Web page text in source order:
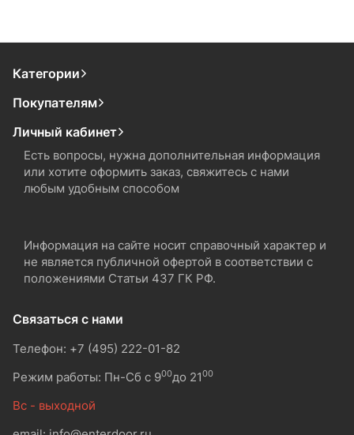
Категории
Покупателям
Личный кабинет
Есть вопросы, нужна дополнительная информация
или хотите оформить заказ, свяжитесь с нами
любым удобным способом
Информация на сайте носит справочный характер и
не является публичной офертой в соответствии с
положениями Статьи 437 ГК РФ.
Связаться с нами
Телефон: +7 (495) 222-01-82
Режим работы: Пн-Сб с 900до 2100
Вс - выходной